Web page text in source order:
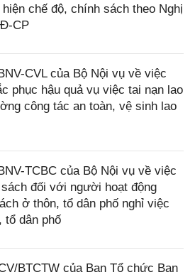
chế độ, chính sách theo Nghị
CP
CVL của Bộ Nội vụ về việc
phục hậu quả vụ việc tai nạn lao
công tác an toàn, vệ sinh lao
TCBC của Bộ Nội vụ về việc
đối với người hoạt động
ở thôn, tổ dân phố nghỉ việc
tổ dân phố
BTCTW của Ban Tổ chức Ban